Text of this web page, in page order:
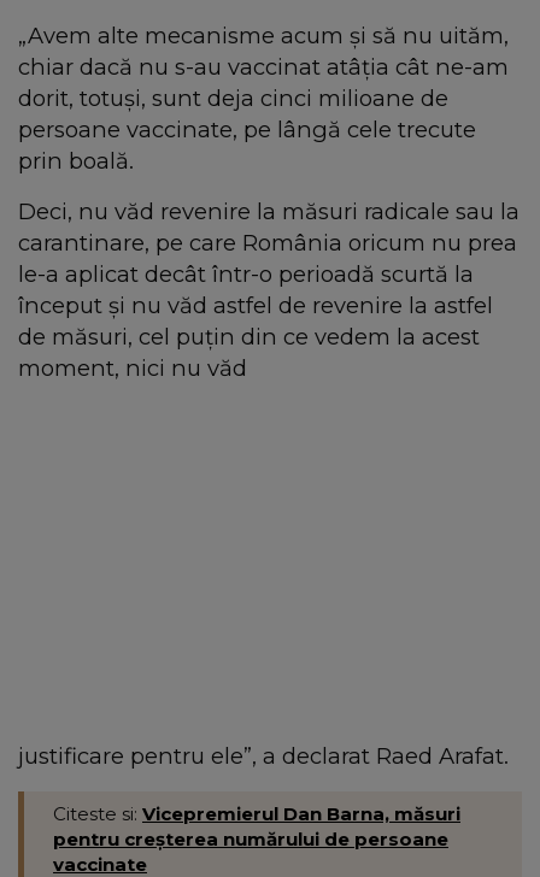
„Avem alte mecanisme acum şi să nu uităm,
chiar dacă nu s-au vaccinat atâţia cât ne-am
dorit, totuşi, sunt deja cinci milioane de
persoane vaccinate, pe lângă cele trecute
prin boală.
Deci, nu văd revenire la măsuri radicale sau la
carantinare, pe care România oricum nu prea
le-a aplicat decât într-o perioadă scurtă la
început şi nu văd astfel de revenire la astfel
de măsuri, cel puţin din ce vedem la acest
moment, nici nu văd
justificare pentru ele”, a declarat Raed Arafat.
Citeste si: Vicepremierul Dan Barna, măsuri
pentru creşterea numărului de persoane
vaccinate